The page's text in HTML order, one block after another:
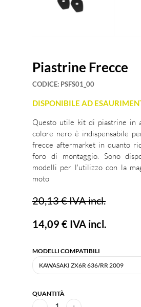
Piastrine Frecce
CODICE: PSFS01_00
DISPONIBILE AD
Questo utile kit di piastrine in
colore nero è indispensabile
frecce aftermarket in quanto
foro di montaggio. Sono
modelli per l'utilizzo con la
moto
20,13 €IVA incl.
14,09 € IVA incl.
MODELLI COMPATIBILI
QUANTITÀ